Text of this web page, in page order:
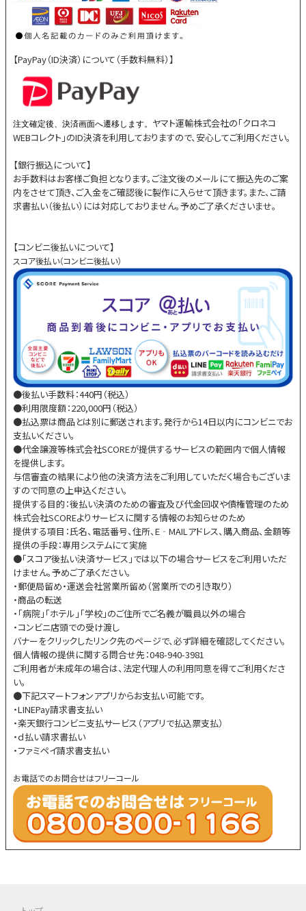
【PayPay（ID決済）について（手数料無料）】
注文確定後、決済画面へ遷移します。 ヤマト運輸株式会社の「クロネコ
WEBコレクト」のID決済を利用しておりますので、安心してご利用ください。
【銀行振込について】
お手数料はお客様ご負担となります。ご注文後のメールにて振込先のご案
内をさせて頂き、ご入金をご確認後に製作に入らせて頂きます。また、ご請
求書払い（後払い）には対応しておりません。予めご了承くださいませ。
【コンビニ後払いについて】
スコア後払い（コンビニ後払い）
●後払い手数料：440円（税込）
●利用限度額：220,000円（税込）
●払込票は商品とは別に郵送されます。発行から14日以内にコンビニでお
支払いください。
●代金譲渡等株式会社SCOREが提供するサービスの範囲内で個人情報
を提供します。
与信審査の結果により他の決済方法をご利用していただく場合もございま
すので同意の上申込ください。
提供する目的：後払い決済のための審査及び代金回収や債権管理のため
株式会社SCOREよりサービスに関する情報のお知らせのため
提供する項目：氏名、電話番号、住所、E‐MAILアドレス、購入商品、金額等
提供の手段：専用システムにて実施
●「スコア後払い決済サービス」では以下の場合サービスをご利用いただ
けません。予めご了承ください。
・郵便局留め・運送会社営業所留め（営業所での引き取り）
・商品の転送
・「病院」「ホテル」「学校」のご住所でご名義が職員以外の場合
・コンビニ店頭での受け渡し
バナーをクリックしたリンク先のページで、必ず詳細を確認してください。
個人情報の提供に関する問合せ先：048-940-3981
ご利用者が未成年の場合は、法定代理人の利用同意を得てご利用くださ
い。
●下記スマートフォンアプリからお支払い可能です。
・LINEPay請求書支払い
・楽天銀行コンビニ支払サービス（アプリで払込票支払）
・ｄ払い請求書払い
・ファミペイ請求書支払い
お電話でのお問合せはフリーコール